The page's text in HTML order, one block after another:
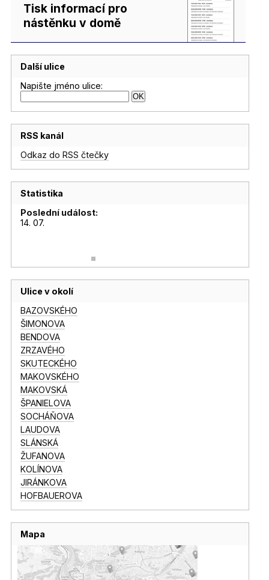
Tisk informací pro
nástěnku v domě
Další ulice
Napište jméno ulice:
RSS kanál
Odkaz do RSS čtečky
Statistika
Poslední událost:
14. 07.
Ulice v okolí
BAZOVSKÉHO
ŠIMONOVA
BENDOVA
ZRZAVÉHO
SKUTECKÉHO
MAKOVSKÉHO
MAKOVSKÁ
ŠPANIELOVA
SOCHÁŇOVA
LAUDOVA
SLÁNSKÁ
ŽUFANOVA
KOLÍNOVA
JIRÁNKOVA
HOFBAUEROVA
Mapa